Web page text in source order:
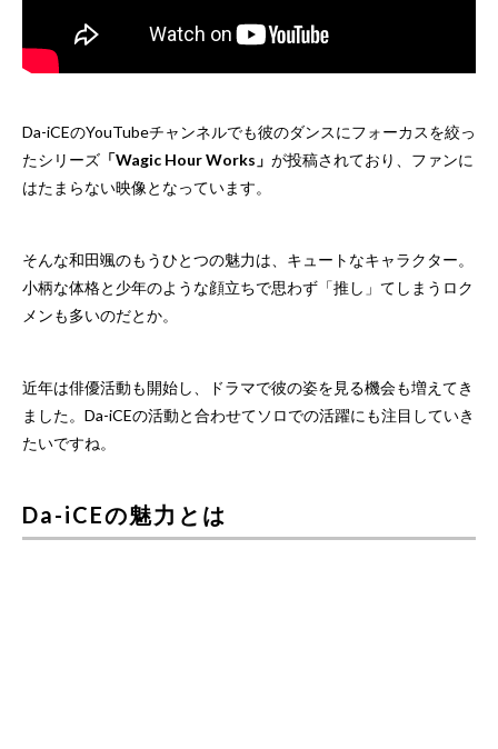
Da-iCEのYouTubeチャンネルでも彼のダンスにフォーカスを絞っ
たシリーズ 「Wagic Hour Works」 が投稿されており、ファンに
はたまらない映像となっています。
そんな和田颯のもうひとつの魅力は、キュートなキャラクター。
小柄な体格と少年のような顔立ちで思わず「推し」てしまうロク
メンも多いのだとか。
近年は俳優活動も開始し、ドラマで彼の姿を見る機会も増えてき
ました。Da-iCEの活動と合わせてソロでの活躍にも注目していき
たいですね。
Da-iCEの魅力とは